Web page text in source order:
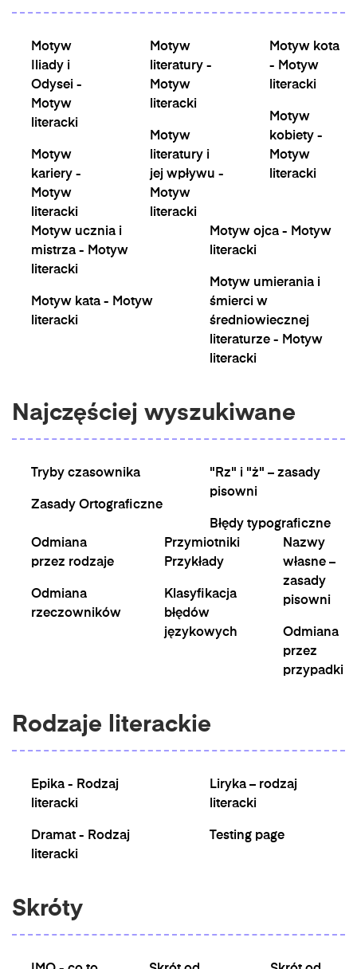
Motyw
Iliady i
Odysei -
Motyw
literacki
Motyw
kariery -
Motyw
literacki
Motyw
literatury -
Motyw
literacki
Motyw
literatury i
jej wpływu -
Motyw
literacki
Motyw kota
- Motyw
literacki
Motyw
kobiety -
Motyw
literacki
Motyw ucznia i
mistrza - Motyw
literacki
Motyw kata - Motyw
literacki
Motyw ojca - Motyw
literacki
Motyw umierania i
śmierci w
średniowiecznej
literaturze - Motyw
literacki
Najczęściej wyszukiwane
Tryby czasownika
Zasady Ortograficzne
"Rz" i "ż" – zasady
pisowni
Błędy typograficzne
Odmiana
przez rodzaje
Odmiana
rzeczowników
Przymiotniki
Przykłady
Klasyfikacja
błędów
językowych
Nazwy
własne –
zasady
pisowni
Odmiana
przez
przypadki
Rodzaje literackie
Epika - Rodzaj
literacki
Dramat - Rodzaj
literacki
Liryka – rodzaj
literacki
Testing page
Skróty